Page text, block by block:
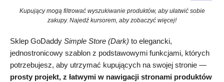
Kupujący mogą filtrować wyszukiwanie produktów, aby ułatwić sobie
zakupy. Najedź kursorem, aby zobaczyć więcej!
Sklep GoDaddy Simple Store (Dark) to elegancki,
jednostronicowy szablon z podstawowymi funkcjami, których
potrzebujesz, aby utrzymać kupujących na swojej stronie —
prosty projekt, z łatwymi w nawigacji stronami produktów